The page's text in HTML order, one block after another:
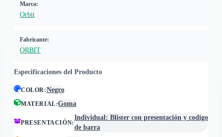
Marca:
Orbit
Fabricante:
ORBIT
Especificaciones del Producto
COLOR:Negro
MATERIAL:Goma
PRESENTACIÓN:
Individual: Blister con presentación y codigo
de barra